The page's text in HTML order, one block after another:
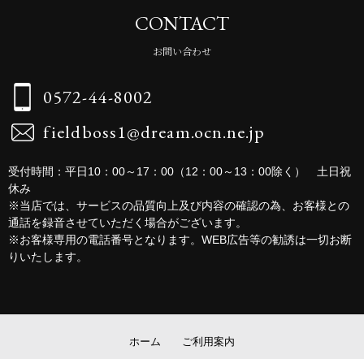
CONTACT
お問い合わせ
0572-44-8002
fieldboss1@dream.ocn.ne.jp
受付時間：平日10：00～17：00（12：00～13：00除く） 土日祝
休み
※当店では、サービスの品質向上及び内容の確認の為、お客様との
通話を録音させていただく場合がございます。
※お客様専用の電話番号となります。WEB広告等の勧誘は一切お断
りいたします。
ホーム ご利用案内